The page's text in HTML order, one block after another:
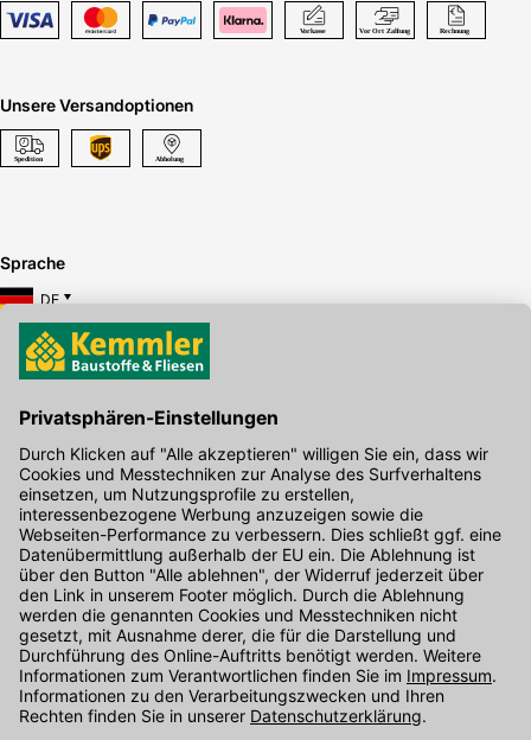
Unsere Versandoptionen
Sprache
DE
Hier gibt's die kostenlose App
Kontakt
Unser Onlineshop Team ist montags bis freitags von 08:00 - 17:00
Uhr unter der Telefonnummer07071 / 151-151für Sie erreichbar.
Alternativ können Sie unser Kontaktformular nutzen.
Den Kontakt direkt in unsere Niederlassungen finden Sie